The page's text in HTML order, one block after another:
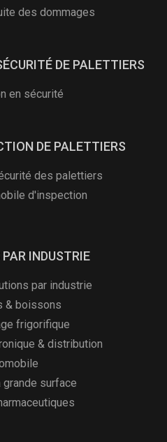
des dommages
DE PALETTIERS
en sécurité
DE PALETTIERS
des palettiers
d'inspection
INDUSTRIE
par industrie
& boissons
frigorifique
& distribution
grande surface